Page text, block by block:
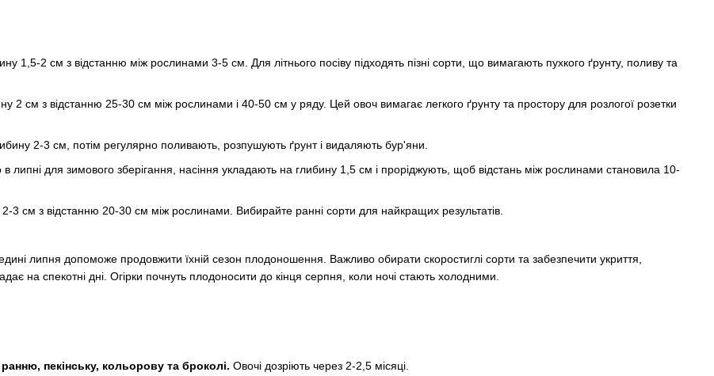
1,5-2 см з відстанню між рослинами 3-5 см. Для літнього посіву підходять пізні сорти, що вимагають пухкого ґрунту, поливу та
2 см з відстанню 25-30 см між рослинами і 40-50 см у ряду. Цей овоч вимагає легкого ґрунту та простору для розлогої розетки
2-3 см, потім регулярно поливають, розпушують ґрунт і видаляють бур'яни.
в липні для зимового зберігання, насіння укладають на глибину 1,5 см і проріджують, щоб відстань між рослинами становила 10-
2-3 см з відстанню 20-30 см між рослинами. Вибирайте ранні сорти для найкращих результатів.
липня допоможе продовжити їхній сезон плодоношення. Важливо обирати скоростиглі сорти та забезпечити укриття,
на спекотні дні. Огірки почнуть плодоносити до кінця серпня, коли ночі стають холодними.
пекінську, кольорову та броколі. Овочі дозріють через 2-2,5 місяці.